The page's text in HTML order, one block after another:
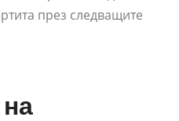
през следващите